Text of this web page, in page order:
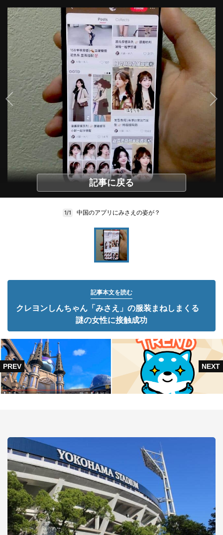
記事に戻る
1/1 中国のアプリにみさえの姿が？
記事本文を読む
クレヨンしんちゃん「みさえ」の服装まねしまくる
謎の女性に接触成功